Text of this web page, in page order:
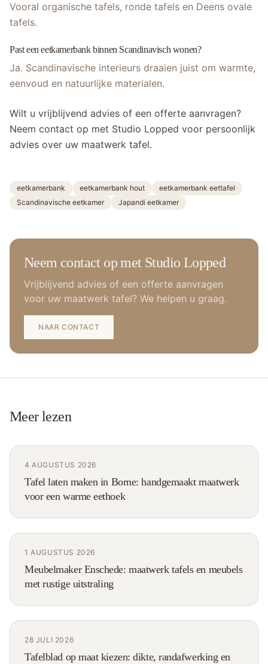
Vooral organische tafels, ronde tafels en Deens ovale
tafels.
Past een eetkamerbank binnen Scandinavisch wonen?
Ja. Scandinavische interieurs draaien juist om warmte,
eenvoud en natuurlijke materialen.
Wilt u vrijblijvend advies of een offerte aanvragen?
Neem contact op met Studio Lopped voor persoonlijk
advies over uw maatwerk tafel.
eetkamerbank eetkamerbank hout
eetkamerbank eettafel
Scandinavische eetkamer
Japandi eetkamer
Neem contact op met Studio Lopped
Vrijblijvend advies of een offerte aanvragen
voor uw maatwerk tafel? We helpen u graag.
NAAR CONTACT
Meer lezen
4 AUGUSTUS 2026
Tafel laten maken in Borne: handgemaakt maatwerk
voor een warme eethoek
1 AUGUSTUS 2026
Meubelmaker Enschede: maatwerk tafels en meubels
met rustige uitstraling
28 JULI 2026
Tafelblad op maat kiezen: dikte, randafwerking en